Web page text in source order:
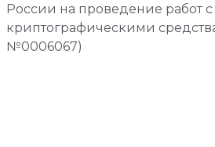
России на проведение работ с
криптографическими
№0006067)